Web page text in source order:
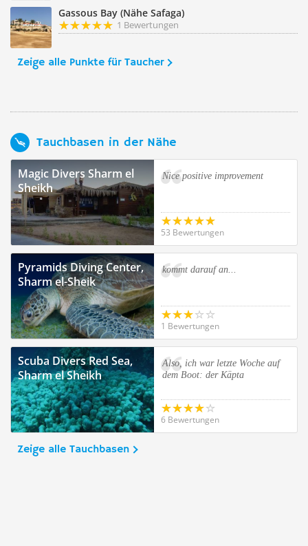
Gassous Bay (Nähe Safaga)
1 Bewertungen
Zeige alle Punkte für Taucher
Tauchbasen in der Nähe
Magic Divers Sharm el
Sheikh
Nice positive improvement
53 Bewertungen
Pyramids Diving Center,
Sharm el-Sheik
kommt darauf an...
1 Bewertungen
Scuba Divers Red Sea,
Sharm el Sheikh
Also, ich war letzte Woche auf
dem Boot: der Käpta
6 Bewertungen
Zeige alle Tauchbasen